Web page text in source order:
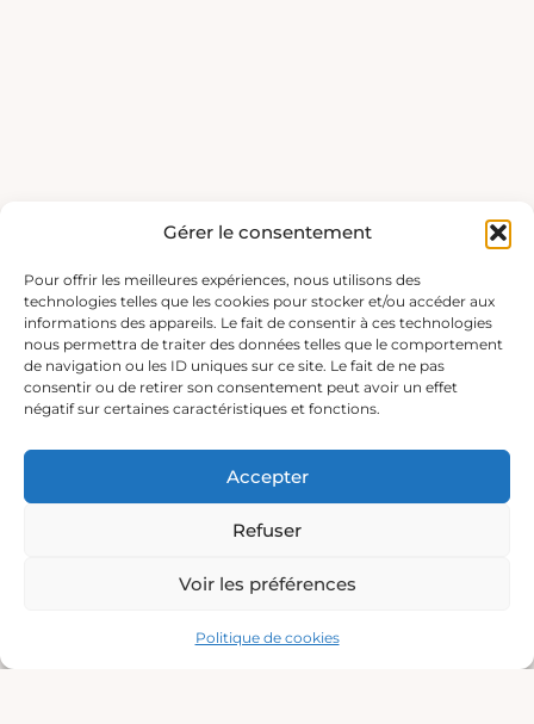
Gérer le consentement
Pour offrir les meilleures expériences, nous utilisons des
technologies telles que les cookies pour stocker et/ou accéder aux
informations des appareils. Le fait de consentir à ces technologies
nous permettra de traiter des données telles que le comportement
de navigation ou les ID uniques sur ce site. Le fait de ne pas
consentir ou de retirer son consentement peut avoir un effet
négatif sur certaines caractéristiques et fonctions.
Accepter
Refuser
Voir les préférences
Politique de cookies